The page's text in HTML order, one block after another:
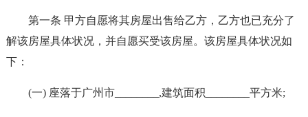
第一条 甲方自愿将其房屋出售给乙方，乙方也已充分了
解该房屋具体状况，并自愿买受该房屋。该房屋具体状况如
下：
(一) 座落于广州市________,建筑面积________平方米;